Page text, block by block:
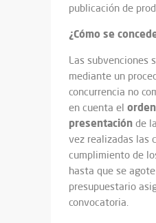
publicación de
¿Cómo se
Las subvenciones
mediante un
concurrencia no
en cuenta el
presentación de
vez realizadas las
cumplimiento de
hasta que se
presupuestario
convocatoria.